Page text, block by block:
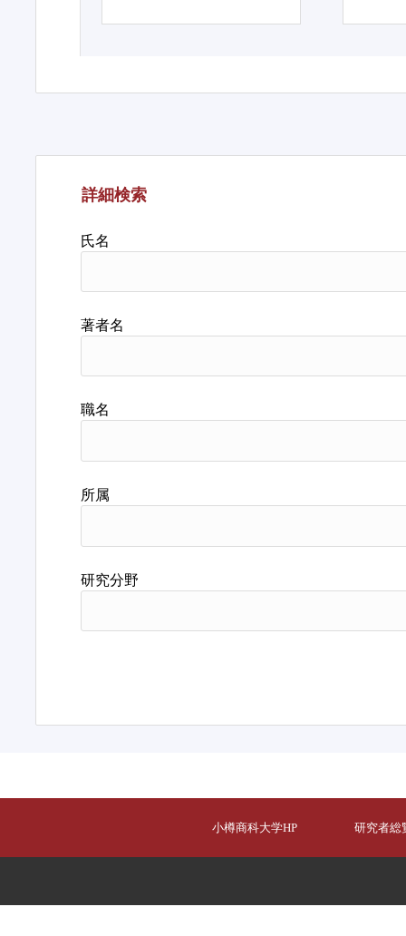
詳細検索
氏名
著者名
職名
所属
研究分野
小樽商科大学HP 研究者総